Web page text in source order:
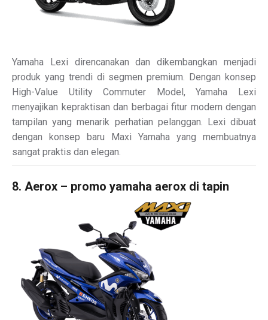
Yamaha Lexi direncanakan dan dikembangkan menjadi
produk yang trendi di segmen premium. Dengan konsep
High-Value Utility Commuter Model, Yamaha Lexi
menyajikan kepraktisan dan berbagai fitur modern dengan
tampilan yang menarik perhatian pelanggan. Lexi dibuat
dengan konsep baru Maxi Yamaha yang membuatnya
sangat praktis dan elegan.
8. Aerox – promo yamaha aerox di tapin